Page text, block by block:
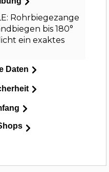
Rohrbiegezange
bis 180°
ein exaktes
Daten